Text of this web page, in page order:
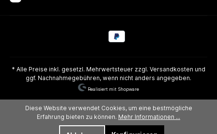
* Alle Preise inkl. gesetzl. Mehrwertsteuer zzgl. Versandkosten und
ggf. Nachnahmegebühren, wenn nicht anders angegeben.
Realisiert mit Shopware
Diese Website verwendet Cookies, um eine bestmögliche
Erfahrung bieten zu können. Mehr Informationen ...